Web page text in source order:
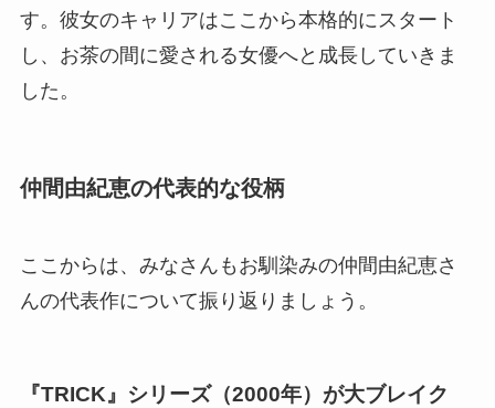
す。彼女のキャリアはここから本格的にスタート
し、お茶の間に愛される女優へと成長していきま
した。
仲間由紀恵の代表的な役柄
ここからは、みなさんもお馴染みの仲間由紀恵さ
んの代表作について振り返りましょう。
『TRICK』シリーズ（2000年）が大ブレイク